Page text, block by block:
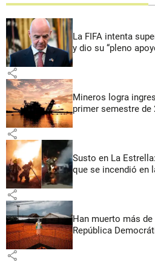
La FIFA intenta
y dio su “pleno
share
Mineros logra
primer semestre de
share
Susto en La
que se incendió en
share
Han muerto más
República
share